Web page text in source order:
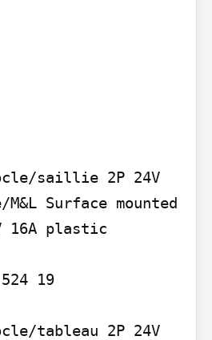
saillie 2P 24V
Surface mounted
16A plastic
19
tableau 2P 24V